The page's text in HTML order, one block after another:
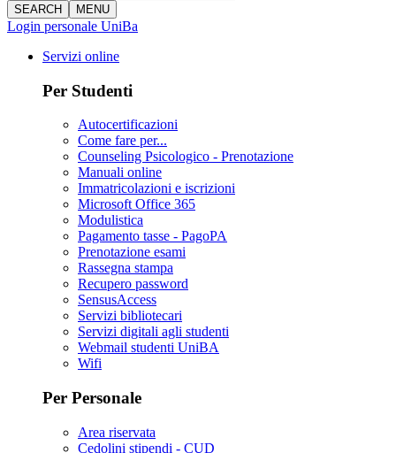
SEARCH MENU
Login personale UniBa
Servizi online
Per Studenti
Autocertificazioni
Come fare per...
Counseling Psicologico - Prenotazione
Manuali online
Immatricolazioni e iscrizioni
Microsoft Office 365
Modulistica
Pagamento tasse - PagoPA
Prenotazione esami
Rassegna stampa
Recupero password
SensusAccess
Servizi bibliotecari
Servizi digitali agli studenti
Webmail studenti UniBA
Wifi
Per Personale
Area riservata
Cedolini stipendi - CUD